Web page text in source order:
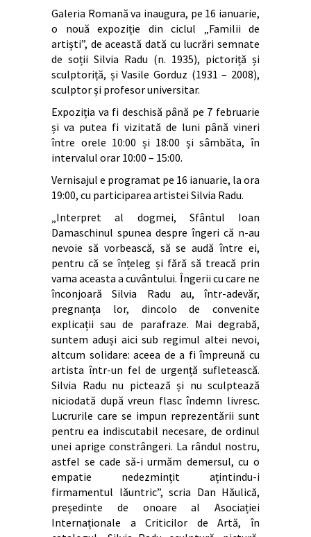
Galeria Romană va inaugura, pe 16 ianuarie,
o nouă expoziție din ciclul „Familii de
artiști”, de această dată cu lucrări semnate
de soții Silvia Radu (n. 1935), pictoriță și
sculptoriță, și Vasile Gorduz (1931 – 2008),
sculptor și profesor universitar.
Expoziția va fi deschisă până pe 7 februarie
și va putea fi vizitată de luni până vineri
între orele 10:00 și 18:00 și sâmbăta, în
intervalul orar 10:00 – 15:00.
Vernisajul e programat pe 16 ianuarie, la ora
19:00, cu participarea artistei Silvia Radu.
„Interpret al dogmei, Sfântul Ioan
Damaschinul spunea despre îngeri că n-au
nevoie să vorbească, să se audă între ei,
pentru că se înțeleg și fără să treacă prin
vama aceasta a cuvântului. Îngerii cu care ne
înconjoară Silvia Radu au, într-adevăr,
pregnanța lor, dincolo de convenite
explicații sau de parafraze. Mai degrabă,
suntem aduși aici sub regimul altei nevoi,
altcum solidare: aceea de a fi împreună cu
artista într-un fel de urgență sufletească.
Silvia Radu nu pictează și nu sculptează
niciodată după vreun flasc îndemn livresc.
Lucrurile care se impun reprezentării sunt
pentru ea indiscutabil necesare, de ordinul
unei aprige constrângeri. La rândul nostru,
astfel se cade să-i urmăm demersul, cu o
empatie nedezmințit ațintindu-i
firmamentul lăuntric”, scria Dan Hăulică,
președinte de onoare al Asociației
Internaționale a Criticilor de Artă, în